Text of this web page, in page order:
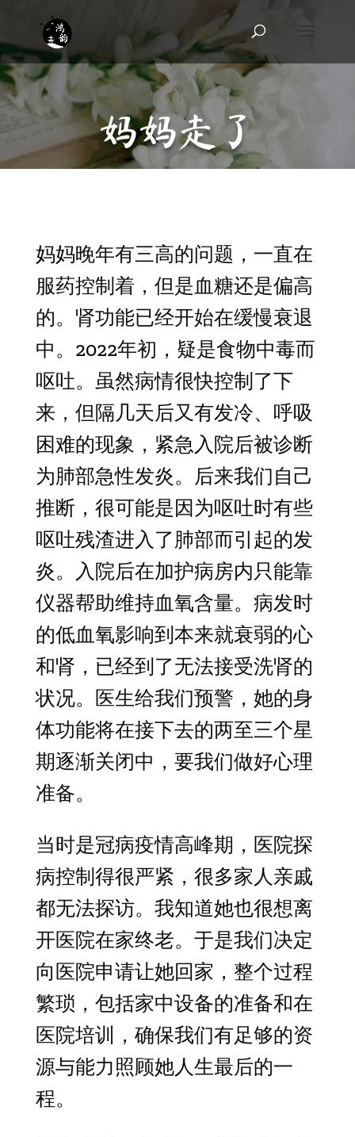
妈妈走了
妈妈晚年有三高的问题，一直在
服药控制着，但是血糖还是偏高
的。肾功能已经开始在缓慢衰退
中。2022年初，疑是食物中毒而
呕吐。虽然病情很快控制了下
来，但隔几天后又有发冷、呼吸
困难的现象，紧急入院后被诊断
为肺部急性发炎。后来我们自己
推断，很可能是因为呕吐时有些
呕吐残渣进入了肺部而引起的发
炎。入院后在加护病房内只能靠
仪器帮助维持血氧含量。病发时
的低血氧影响到本来就衰弱的心
和肾，已经到了无法接受洗肾的
状况。医生给我们预警，她的身
体功能将在接下去的两至三个星
期逐渐关闭中，要我们做好心理
准备。
当时是冠病疫情高峰期，医院探
病控制得很严紧，很多家人亲戚
都无法探访。我知道她也很想离
开医院在家终老。于是我们决定
向医院申请让她回家，整个过程
繁琐，包括家中设备的准备和在
医院培训，确保我们有足够的资
源与能力照顾她人生最后的一
程。